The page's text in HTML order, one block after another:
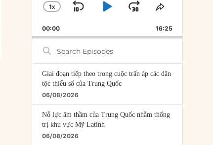
CHANGE
RATE
1X
SKIP
BACKWARD
PLAYJUMP
FORWARD
SHARE
EPISODE
00:00 16:25
Search
Episodes
Giai đoạn tiếp theo trong cuộc trấn áp các dân
tộc thiểu số của Trung Quốc
06/08/2026
Nỗ lực âm thầm của Trung Quốc nhằm thống
trị khu vực Mỹ Latinh
06/08/2026